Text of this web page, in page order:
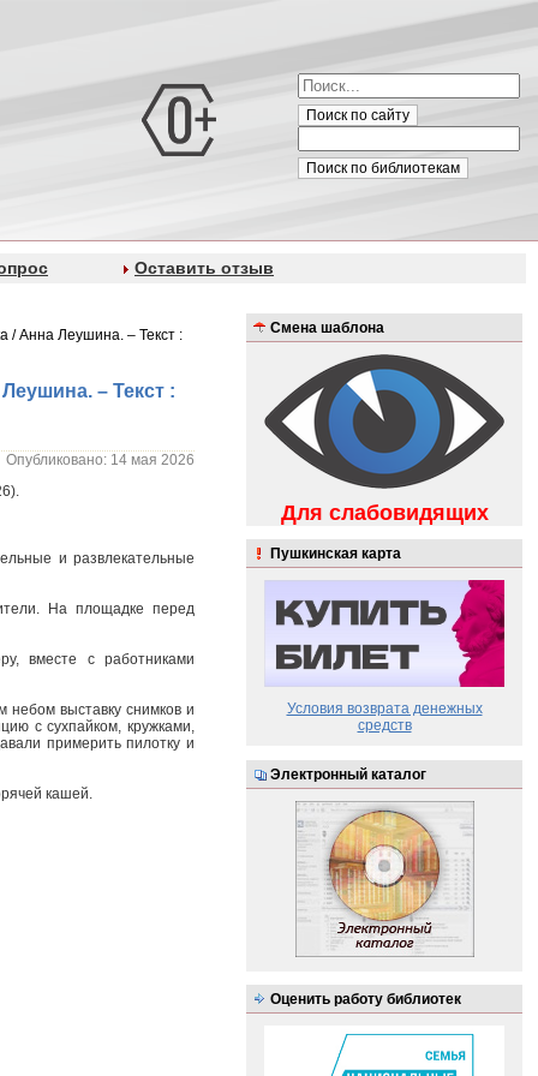
Поиск по сайту
Поиск по библиотекам
Оставить отзыв
/ Анна Леушина. – Текст :
– Текст :
Опубликовано: 14 мая 2026
и развлекательные
На площадке перед
вместе с работниками
небом выставку снимков и
с сухпайком, кружками,
примерить пилотку и
кашей.
Смена шаблона
Для слабовидящих
Пушкинская карта
Условия возврата денежных
средств
Электронный каталог
Оценить работу библиотек